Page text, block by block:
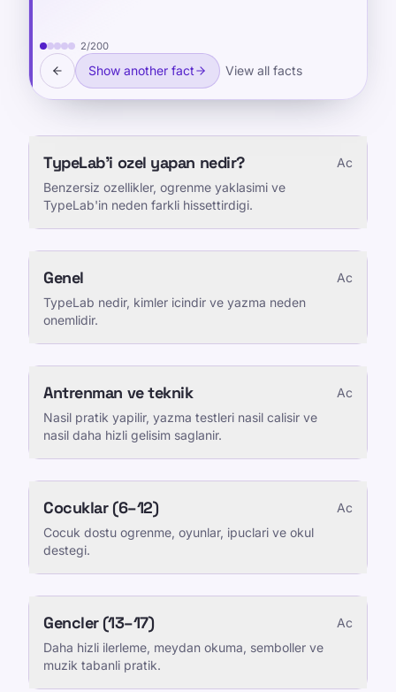
2/200
Show another fact View all facts
TypeLab'i ozel yapan nedir?
Benzersiz ozellikler, ogrenme yaklasimi ve
TypeLab'in neden farkli hissettirdigi.
Ac
Genel
TypeLab nedir, kimler icindir ve yazma neden
onemlidir.
Ac
Antrenman ve teknik
Nasil pratik yapilir, yazma testleri nasil calisir ve
nasil daha hizli gelisim saglanir.
Ac
Cocuklar (6–12)
Cocuk dostu ogrenme, oyunlar, ipuclari ve okul
destegi.
Ac
Gencler (13–17)
Daha hizli ilerleme, meydan okuma, semboller ve
muzik tabanli pratik.
Ac